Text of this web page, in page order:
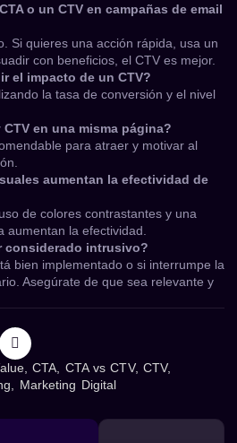
o un CTV en campañas de email
Si quieres una acción rápida, usa un
con beneficios, el CTV es mejor.
el impacto de un CTV?
la tasa de conversión y el nivel
CTV en una misma página?
para atraer y motivar al
aumentan la efectividad de
de colores contrastantes y una
aumentan la efectividad.
considerado intrusivo?
bien implementado o si interrumpe la
Asegúrate de que sea relevante y
,CTA CTA vs CTV, CTV,
Marketing Digital